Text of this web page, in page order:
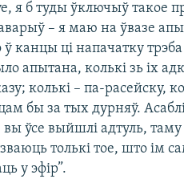
я б туды ўключыў такое
– я маю на ўвазе
канцы ці напачатку
апытана, колькі зь іх
колькі – па-расейску,
бы за тых дурняў.
ўсе выйшлі адтуль, таму
толькі тое, што ім
у эфір”.